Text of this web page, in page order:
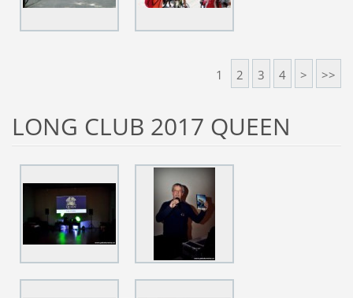
1 2 3 4 > >>
LONG CLUB 2017 QUEEN